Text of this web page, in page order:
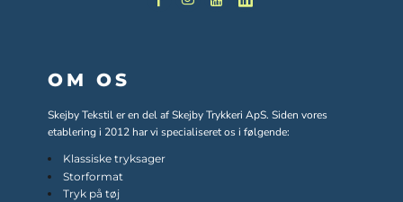
OM OS
Skejby Tekstil er en del af Skejby Trykkeri ApS. Siden vores
etablering i 2012 har vi specialiseret os i følgende:
Klassiske tryksager
Storformat
Tryk på tøj